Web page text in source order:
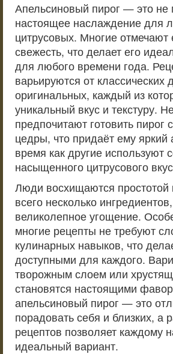
Апельсиновый пирог — это не
настоящее наслаждение для
цитрусовых. Многие отмечают
свежесть, что делает его
для любого времени года.
варьируются от классических
оригинальных, каждый из
уникальный вкус и текстуру.
предпочитают готовить пирог
цедры, что придаёт ему яркий
время как другие используют
насыщенного цитрусового
Люди восхищаются простотой
всего несколько
великолепное угощение.
многие рецепты не требуют
кулинарных навыков, что
доступными для каждого.
творожным слоем или
становятся настоящими
апельсиновый пирог — это
порадовать себя и близких, а
рецептов позволяет каждому
идеальный вариант.